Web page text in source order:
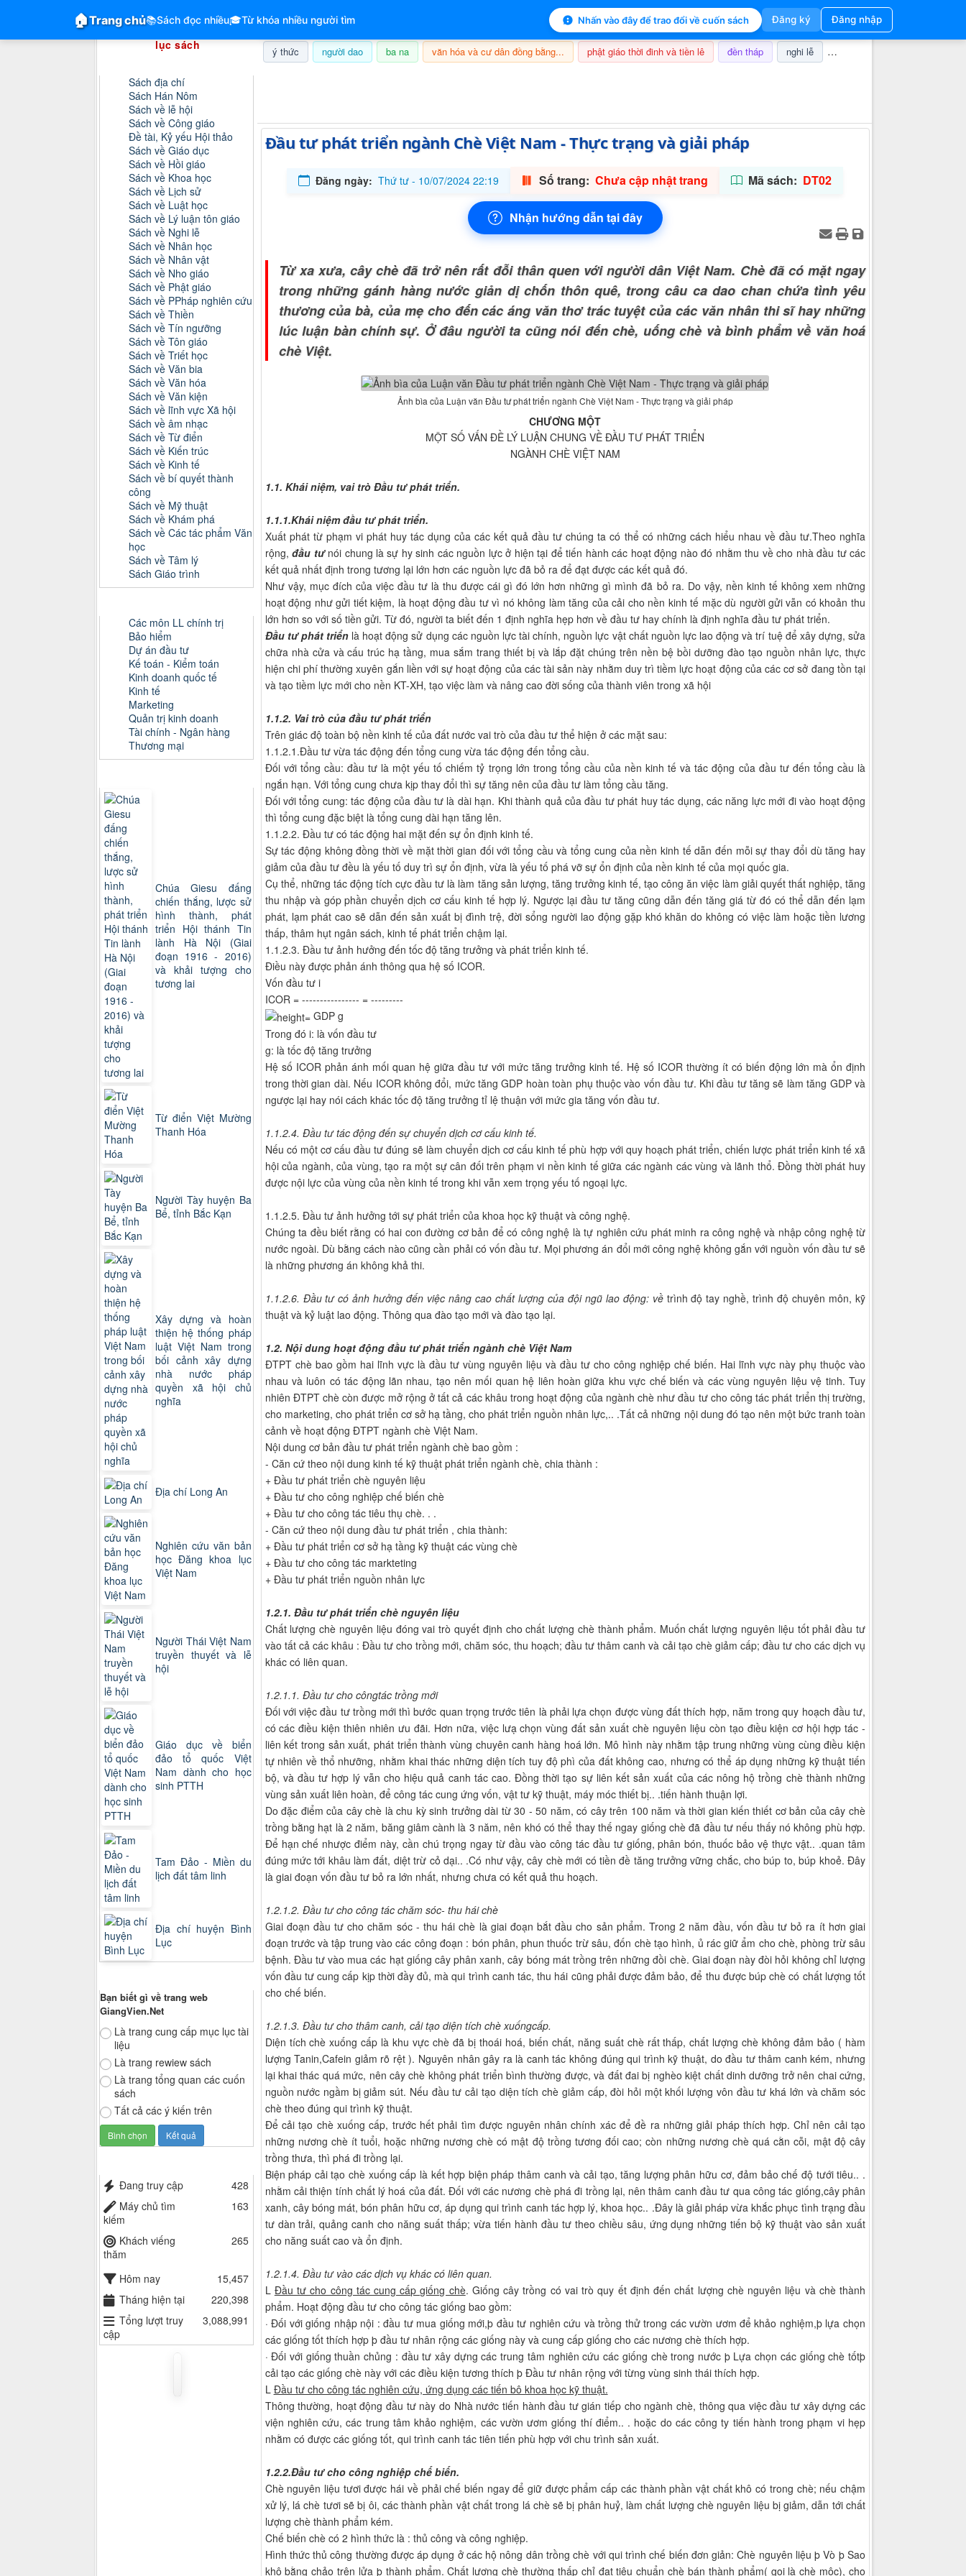
🏠Trang chủ📚Sách đọc nhiều🎓Từ khóa nhiều người tìm Nhấn vào đây để trao đổi về cuốn sách Đăng ký Đăng nhập
ý thức người dao ba na văn hóa và cư dân đồng bằng... phật giáo thời đinh và tiền lê đền tháp nghi lễ thuế
Đầu tư phát triển ngành Chè Việt Nam - Thực trạng và giải pháp
Đăng ngày: Thứ tư - 10/07/2024 22:19 Số trang: Chưa cập nhật trang Mã sách: DT02
Nhận hướng dẫn tại đây
Từ xa xưa, cây chè đã trở nên rất đỗi thân quen với người dân Việt Nam. Chè đã có mặt ngay
trong những gánh hàng nước giản dị chốn thôn quê, trong câu ca dao chan chứa tình yêu
thương của bà, của mẹ cho đến các áng văn thơ trác tuyệt của các văn nhân thi sĩ hay những
lúc luận bàn chính sự. Ở đâu người ta cũng nói đến chè, uống chè và bình phẩm về văn hoá
chè Việt.
Ảnh bìa của Luận văn Đầu tư phát triển ngành Chè Việt Nam - Thực trạng và giải pháp
CHƯƠNG MỘT
MỘT SỐ VẤN ĐỀ LÝ LUẬN CHUNG VỀ ĐẦU TƯ PHÁT TRIỂN
NGÀNH CHÈ VIỆT NAM
1.1. Khái niệm, vai trò Đầu tư phát triển.
1.1.1.Khái niệm đầu tư phát triển.
Xuất phát từ phạm vi phát huy tác dụng của các kết quả đầu tư chúng ta có thể có những cách hiểu nhau về đầu tư.Theo nghĩa
rộng,đầu tưnói chung là sự hy sinh các nguồn lực ở hiện tại để tiến hành các hoạt động nào đó nhằm thu về cho nhà đầu tư các
kết quả nhất định trong tương lại lớn hơn các nguồn lực đã bỏ ra để đạt được các kết quả đó.
Như vậy, mục đích của việc đầu tư là thu được cái gì đó lớn hơn những gì mình đã bỏ ra. Do vậy, nền kinh tế không xem những
hoạt động như gửi tiết kiệm, là hoạt động đầu tư vì nó không làm tăng của cải cho nền kinh tế mặc dù người gửi vẫn có khoản thu
lớn hơn so với số tiền gửi. Từ đó, người ta biết đến 1 định nghĩa hẹp hơn về đầu tư hay chính là định nghĩa đầu tư phát triển.
Đầu tư phát triểnlà hoạt động sử dụng các nguồn lực tài chính, nguồn lực vật chất nguồn lực lao động và trí tuệ để xây dựng, sửa
chữa nhà cửa và cấu trúc hạ tầng, mua sắm trang thiết bị và lắp đặt chúng trên nền bệ bồi dưỡng đào tạo nguồn nhân lực, thực
hiện chi phí thường xuyên gắn liền với sự hoạt động của các tài sản này nhằm duy trì tiềm lực hoạt động của các cơ sở đang tồn tại
và tạo tiềm lực mới cho nền KT-XH, tạo việc làm và nâng cao đời sống của thành viên trong xã hội
1.1.2. Vai trò của đầu tư phát triển
Trên giác độ toàn bộ nền kinh tế của đất nước vai trò của đầu tư thể hiện ở các mặt sau:
1.1.2.1.Đầu tư vừa tác động đến tổng cung vừa tác động đến tổng cầu.
Đối với tổng cầu: đầu tư là một yếu tố chiếm tỷ trọng lớn trong tổng cầu của nền kinh tế và tác động của đầu tư đến tổng cầu là
ngắn hạn. Với tổng cung chưa kịp thay đổi thì sự tăng nên của đầu tư làm tổng cầu tăng.
Đối với tổng cung: tác động của đầu tư là dài hạn. Khi thành quả của đầu tư phát huy tác dụng, các năng lực mới đi vào hoạt động
thì tổng cung đặc biệt là tổng cung dài hạn tăng lên.
1.1.2.2. Đầu tư có tác động hai mặt đến sự ổn định kinh tế.
Sự tác động không đồng thời về mặt thời gian đối với tổng cầu và tổng cung của nền kinh tế dẫn đến mỗi sự thay đổi dù tăng hay
giảm của đầu tư đều là yếu tố duy trì sự ổn định, vừa là yếu tố phá vỡ sự ổn định của nền kinh tế của mọi quốc gia.
Cụ thể, những tác động tích cực đầu tư là làm tăng sản lượng, tăng trưởng kinh tế, tạo công ăn việc làm giải quyết thất nghiệp, tăng
thu nhập và góp phần chuyển dịch cơ cấu kinh tế hợp lý. Ngược lại đầu tư tăng cũng dẫn đến tăng giá từ đó có thể dẫn đến lạm
phát, lạm phát cao sẽ dẫn đến sản xuất bị đình trệ, đời sổng người lao động gặp khó khăn do không có việc làm hoặc tiền lương
thấp, thâm hụt ngân sách, kinh tế phát triển chậm lại.
1.1.2.3. Đầu tư ảnh hưởng đến tốc độ tăng trưởng và phát triển kinh tế.
Điều này được phản ánh thông qua hệ số ICOR.
Vốn đầu tư i
ICOR = ---------------- = ---------
GDP g
Trong đó i: là vốn đầu tư
g: là tốc độ tăng trưởng
Hệ số ICOR phản ánh mối quan hệ giữa đầu tư với mức tăng trưởng kinh tế. Hệ số ICOR thường ít có biến động lớn mà ổn định
trong thời gian dài. Nếu ICOR không đổi, mức tăng GDP hoàn toàn phụ thuộc vào vốn đầu tư. Khi đầu tư tăng sẽ làm tăng GDP và
ngược lại hay nói cách khác tốc độ tăng trưởng tỉ lệ thuận với mức gia tăng vốn đầu tư.
1.1.2.4. Đầu tư tác động đến sự chuyển dịch cơ cấu kinh tế.
Nếu có một cơ cấu đầu tư đúng sẽ làm chuyển dịch cơ cấu kinh tế phù hợp với quy hoạch phát triển, chiến lược phát triển kinh tế xã
hội của ngành, của vùng, tạo ra một sự cân đối trên phạm vi nền kinh tế giữa các ngành các vùng và lãnh thổ. Đồng thời phát huy
được nội lực của vùng của nền kinh tế trong khi vẫn xem trọng yếu tố ngoại lực.
1.1.2.5. Đầu tư ảnh hưởng tới sự phát triển của khoa học kỹ thuật và công nghệ.
Chúng ta đều biết rằng có hai con đường cơ bản để có công nghệ là tự nghiên cứu phát minh ra công nghệ và nhập công nghệ từ
nước ngoài. Dù bằng cách nào cũng cần phải có vốn đầu tư. Mọi phương án đổi mới công nghệ không gắn với nguồn vốn đầu tư sẽ
là những phương án không khả thi.
1.1.2.6. Đầu tư có ảnh hưởng đến việc nâng cao chất lượng của đội ngũ lao động: vềtrình độ tay nghề, trình độ chuyên môn, kỹ
thuật và kỷ luật lao động. Thông qua đào tạo mới và đào tạo lại.
1.2. Nội dung hoạt động đầu tư phát triển ngành chè Việt Nam
ĐTPT chè bao gồm hai lĩnh vực là đầu tư vùng nguyên liệu và đầu tư cho công nghiệp chế biến. Hai lĩnh vực này phụ thuộc vào
nhau và luôn có tác động lãn nhau, tạo nên mối quan hệ liên hoàn giữa khu vực chế biến và các vùng nguyên liệu vệ tinh. Tuy
nhiên ĐTPT chè còn được mở rộng ở tất cả các khâu trong hoạt động của ngành chè như đầu tư cho công tác phát triển thị trường,
cho marketing, cho phát triển cơ sở hạ tầng, cho phát triển nguồn nhân lực,.. .Tất cả những nội dung đó tạo nên một bức tranh toàn
cảnh về hoạt động ĐTPT ngành chè Việt Nam.
Nội dung cơ bản đầu tư phát triển ngành chè bao gồm :
- Căn cứ theo nội dung kinh tế kỹ thuật phát triển ngành chè, chia thành :
+ Đầu tư phát triển chè nguyên liệu
+ Đầu tư cho công nghiệp chế biến chè
+ Đầu tư cho công tác tiêu thụ chè. . .
- Căn cứ theo nội dung đầu tư phát triển , chia thành:
+ Đầu tư phát triển cơ sở hạ tầng kỹ thuật các vùng chè
+ Đầu tư cho công tác markteting
+ Đầu tư phát triển nguồn nhân lực
1.2.1. Đầu tư phát triển chè nguyên liệu
Chất lượng chè nguyên liệu đóng vai trò quyết định cho chất lượng chè thành phẩm. Muốn chất lượng nguyên liệu tốt phải đầu tư
vào tất cả các khâu : Đầu tư cho trồng mới, chăm sóc, thu hoạch; đầu tư thâm canh và cải tạo chè giảm cấp; đầu tư cho các dịch vụ
khác có liên quan.
1.2.1.1. Đầu tư cho côngtác trồng mới
Đối với việc đầu tư trồng mới thì bước quan trọng trước tiên là phải lựa chọn được vùng đất thích hợp, năm trong quy hoạch đầu tư,
có các điều kiện thiên nhiên ưu đãi. Hơn nữa, việc lưạ chọn vùng đất sản xuất chè nguyên liệu còn tạo điều kiện cơ hội hợp tác -
liên kết trong sản xuất, phát triển thành vùng chuyên canh hàng hoá lớn. Mô hình này nhằm tập trung những vùng cùng điều kiện
tự nhiên về thổ nhưỡng, nhằm khai thác những diện tích tuy độ phì của đất không cao, nhưng có thể áp dụng những kỹ thuật tiến
bộ, và đầu tư hợp lý vẫn cho hiệu quả canh tác cao. Đồng thời tạo sự liên kết sản xuất của các nông hộ trồng chè thành những
vùng sản xuất liên hoàn, để công tác cung ứng vốn, vật tư kỹ thuật, máy móc thiết bị.. .tiến hành thuận lợi.
Do đặc điểm của cây chè là chu kỳ sinh trưởng dài từ 30 - 50 năm, có cây trên 100 năm và thời gian kiến thiết cơ bản của cây chè
trồng bằng hạt là 2 năm, băng giâm cành là 3 năm, nên khó có thể thay thế ngay giống chè đã đầu tư nếu thấy nó không phù hợp.
Để hạn chế nhược điểm này, cần chú trọng ngay từ đầu vào công tác đầu tư giống, phân bón, thuốc bảo vệ thực vật.. .quan tâm
đúng mức tới khâu làm đất, diệt trừ cỏ dại.. .Có như vậy, cây chè mới có tiền đề tăng trưởng vững chắc, cho búp to, búp khoẻ. Đây
là giai đoạn vốn đầu tư bỏ ra lớn nhất, nhưng chưa có kết quả thu hoạch.
1.2.1.2. Đầu tư cho công tác chăm sóc- thu hái chè
Giai đoạn đầu tư cho chăm sóc - thu hái chè là giai đoạn bắt đầu cho sản phẩm. Trong 2 năm đầu, vốn đầu tư bỏ ra ít hơn giai
đoạn trước và tập trung vào các công đoạn : bón phân, phun thuốc trừ sâu, đốn chè tạo hình, ủ rác giữ ẩm cho chè, phòng trừ sâu
bệnh. Đầu tư vào mua các hạt giống cây phân xanh, cây bóng mát trồng trên những đồi chè. Giai đoạn này đòi hỏi không chỉ lượng
vốn đầu tư cung cấp kịp thời đầy đủ, mà qui trình canh tác, thu hái cũng phải được đảm bảo, để thu được búp chè có chất lượng tốt
cho chế biến.
1.2.1.3. Đầu tư cho thâm canh, cải tạo diện tích chè xuốngcấp.
Diện tích chè xuống cấp là khu vực chè đã bị thoái hoá, biến chất, năng suất chè rất thấp, chất lượng chè không đảm bảo ( hàm
lượng Tanin,Cafein giảm rõ rệt ). Nguyên nhân gây ra là canh tác không đúng qui trình kỹ thuật, do đầu tư thâm canh kém, nhưng
lại khai thác quá mức, nên cây chè không phát triển bình thường được, và đất đai bị nghèo kiệt chất dinh dưỡng trở nên chai cứng,
nguồn nước ngầm bị giảm sút. Nếu đầu tư cải tạo diện tích chè giảm cấp, đòi hỏi một khối lượng vôn đầu tư khá lớn và chăm sóc
chè theo đúng qui trình kỹ thuật.
Để cải tạo chè xuống cấp, trước hết phải tìm được nguyên nhân chính xác để đề ra những giải pháp thích hợp. Chỉ nên cải tạo
những nương chè ít tuổi, hoặc những nương chè có mật độ trồng tương đối cao; còn những nương chè quá cằn cỗi, mật độ cây
trồng thưa, thì phá đi trồng lại.
Biện pháp cải tạo chè xuống cấp là kết hợp biện pháp thâm canh và cải tạo, tăng lượng phân hữu cơ, đảm bảo chế độ tưới tiêu.. .
nhằm cải thiện tính chất lý hoá của đất. Đối với các nương chè phá đi trồng lại, nên thâm canh đầu tư qua công tác giống,cây phân
xanh, cây bóng mát, bón phân hữu cơ, áp dụng qui trình canh tác hợp lý, khoa học.. .Đây là giải pháp vừa khắc phục tình trạng đầu
tư dàn trải, quảng canh cho năng suất thấp; vừa tiến hành đầu tư theo chiều sâu, ứng dụng những tiến bộ kỹ thuật vào sản xuất
cho năng suất cao và ổn định.
1.2.1.4. Đầu tư vào các dịch vụ khác có liên quan.
L Đầu tư cho công tác cung cấp giống chè. Giống cây trồng có vai trò quy ết định đến chất lượng chè nguyên liệu và chè thành
phẩm. Hoạt động đầu tư cho công tác giống bao gồm:
· Đối với giống nhập nội : đầu tư mua giống mới,þ đầu tư nghiên cứu và trồng thử trong các vườn ươm để khảo nghiệm,þ lựa chọn
các giống tốt thích hợp þ đầu tư nhân rộng các giống này và cung cấp giống cho các nương chè thích hợp.
· Đối với giống thuần chủng : đầu tư xây dựng các trung tâm nghiên cứu các giống chè trong nước þ Lựa chọn các giống chè tốtþ
cải tạo các giống chè này với các điều kiện tương thích þ Đầu tư nhân rộng với từng vùng sinh thái thích hợp.
L Đầu tư cho công tác nghiên cứu, ứng dụng các tiến bô khoa học kỹ thuật.
Thông thường, hoạt động đầu tư này do Nhà nước tiến hành đầu tư gián tiếp cho ngành chè, thông qua việc đầu tư xây dựng các
viện nghiên cứu, các trung tâm khảo nghiệm, các vườn ươm giống thí điểm.. . hoặc do các công ty tiến hành trong phạm vi hẹp
nhằm có được các giống tốt, qui trình canh tác tiên tiến phù hợp với chu trình sản xuất.
1.2.2.Đầu tư cho công nghiệp chế biến.
Chè nguyên liệu tươi được hái về phải chế biến ngay để giữ được phẩm cấp các thành phần vật chất khô có trong chè; nếu chậm
xử lý, lá chè tươi sẽ bị ôi, các thành phần vật chất trong lá chè sẽ bị phân huỷ, làm chất lượng chè nguyên liệu bị giảm, dẫn tới chất
lượng chè thành phẩm kém.
Chế biến chè có 2 hình thức là : thủ công và công nghiệp.
Hình thức thủ công thường được áp dụng ở các hộ nông dân trồng chè với qui trình chế biến đơn giản: Chè nguyên liệu þ Vò þ Sao
khô bằng chảo trên lửa þ thành phẩm. Chất lượng chè thường thấp chỉ đạt tiêu chuẩn chè bán thành phẩm( gọi là chè mộc), cho
Hệ thống hóa tài liệu & mục
lục sách
Sách địa chí
Sách Hán Nôm
Sách về lễ hội
Sách về Công giáo
Đề tài, Kỷ yếu Hội thảo
Sách về Giáo dục
Sách về Hồi giáo
Sách về Khoa học
Sách về Lịch sử
Sách về Luật học
Sách về Lý luận tôn giáo
Sách về Nghi lễ
Sách về Nhân học
Sách về Nhân vật
Sách về Nho giáo
Sách về Phật giáo
Sách về PPháp nghiên cứu
Sách về Thiền
Sách về Tín ngưỡng
Sách về Tôn giáo
Sách về Triết học
Sách về Văn bia
Sách về Văn hóa
Sách về Văn kiện
Sách về lĩnh vực Xã hội
Sách về âm nhạc
Sách về Từ điển
Sách về Kiến trúc
Sách về Kinh tế
Sách về bí quyết thành
công
Sách về Mỹ thuật
Sách về Khám phá
Sách về Các tác phẩm Văn
học
Sách về Tâm lý
Sách Giáo trình
Các môn LL chính trị
Bảo hiểm
Dự án đầu tư
Kế toán - Kiểm toán
Kinh doanh quốc tế
Kinh tế
Marketing
Quản trị kinh doanh
Tài chính - Ngân hàng
Thương mại
Chúa Giesu đấng
chiến thắng, lược sử
hình thành, phát
triển Hội thánh Tin
lành Hà Nội (Giai
đoạn 1916 - 2016)
và khải tượng cho
tương lai
Từ điển Việt Mường
Thanh Hóa
Người Tày huyện Ba
Bể, tỉnh Bắc Kạn
Xây dựng và hoàn
thiện hệ thống pháp
luật Việt Nam trong
bối cảnh xây dựng
nhà nước pháp
quyền xã hội chủ
nghĩa
Địa chí Long An
Nghiên cứu văn bản
học Đăng khoa lục
Việt Nam
Người Thái Việt Nam
truyền thuyết và lễ
hội
Giáo dục về biển
đảo tổ quốc Việt
Nam dành cho học
sinh PTTH
Tam Đảo - Miền du
lịch đất tâm linh
Địa chí huyện Bình
Lục
Bạn biết gì về trang web
GiangVien.Net
Là trang cung cấp mục lục tài
liệu
Là trang rewiew sách
Là trang tổng quan các cuốn
sách
Tất cả các ý kiến trên
Đang truy cập
428
Máy chủ tìm
kiếm
163
Khách viếng
thăm
265
Hôm nay
15,457
Tháng hiện tại
220,398
Tổng lượt truy
cập
3,088,991